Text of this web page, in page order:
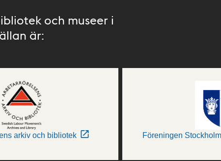
och museer i
är:
arkiv och bibliotek Föreningen